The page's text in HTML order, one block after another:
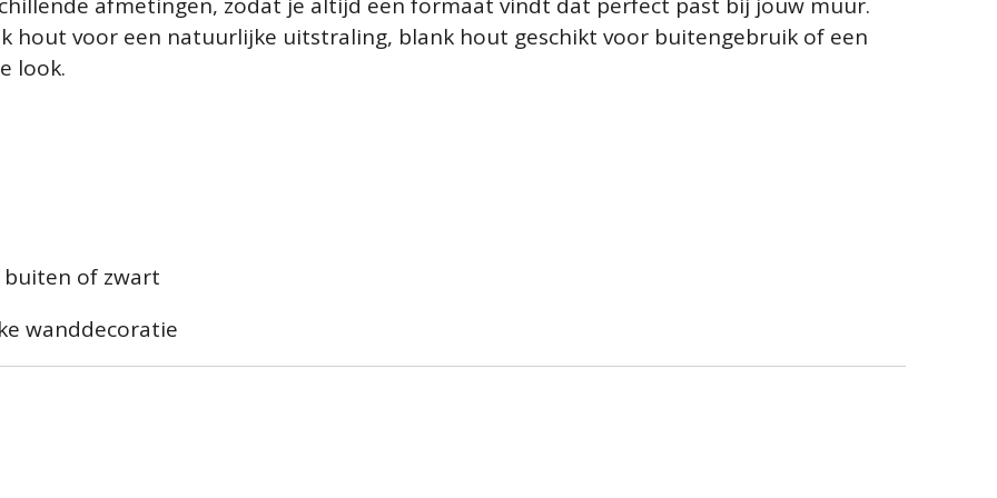
afmetingen, zodat je altijd een formaat vindt dat perfect past bij jouw muur.
hout voor een natuurlijke uitstraling, blank hout geschikt voor buitengebruik of een
look.
buiten of zwart
wanddecoratie